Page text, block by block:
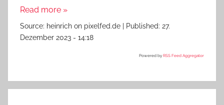
Read more »
Source: heinrich on pixelfed.de Published: 27.
Dezember 2023 - 14:18
Powered by RSS Feed Aggregator